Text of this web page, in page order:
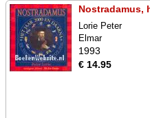
Nostradamus,
Lorie Peter
Elmar
1993
€ 14.95